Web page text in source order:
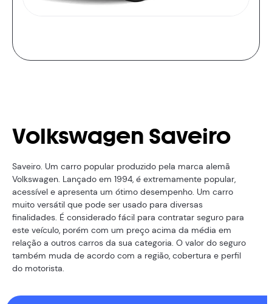
Volkswagen Saveiro
Saveiro. Um carro popular produzido pela marca alemã
Volkswagen. Lançado em 1994, é extremamente popular,
acessível e apresenta um ótimo desempenho. Um carro
muito versátil que pode ser usado para diversas
finalidades. É considerado fácil para contratar seguro para
este veículo, porém com um preço acima da média em
relação a outros carros da sua categoria. O valor do seguro
também muda de acordo com a região, cobertura e perfil
do motorista.